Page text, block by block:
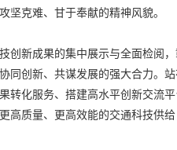
坚克难、甘于奉献的精神风貌。
创新成果的集中展示与全面检阅
同创新、共谋发展的强大合力。
转化服务、搭建高水平创新交流
高质量、更高效能的交通科技供